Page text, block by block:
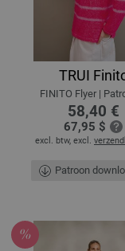
TRUI
FINITO Flyer |
58,40 €
67,95 $
excl. btw, excl.
Patroon